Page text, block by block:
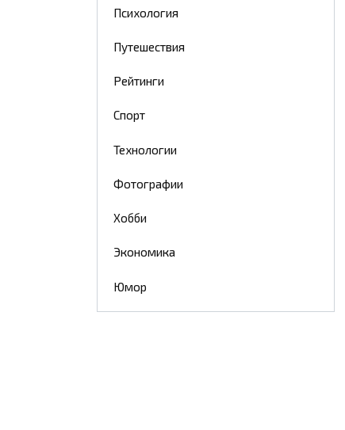
Психология
Путешествия
Рейтинги
Спорт
Технологии
Фотографии
Хобби
Экономика
Юмор